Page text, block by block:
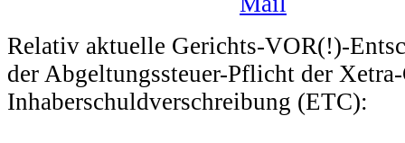
Relativ aktuelle Gerichts-VOR(!)-
der Abgeltungssteuer-Pflicht der
Inhaberschuldverschreibung (ETC):